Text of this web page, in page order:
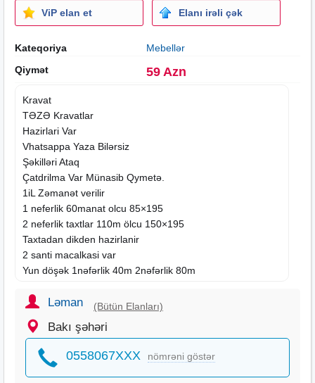
ViP elan et Elanı irəli çək
Kateqoriya
Mebellər
Qiymət
59 Azn
Kravat
TƏZƏ Kravatlar
Hazirlari Var
Vhatsappa Yaza Bilərsiz
Şəkilləri Ataq
Çatdrilma Var Münasib Qymetə.
1iL Zəmanət verilir
1 neferlik 60manat olcu 85×195
2 neferlik taxtlar 110m ölcu 150×195
Taxtadan dikden hazirlanir
2 santi macalkasi var
Yun döşək 1nəfərlik 40m 2nəfərlik 80m
Əlaqə Zəng::Və::Whatsapp
İSDFADƏÇİNİN ELANLARİNDA
Çarpayilar
Ləman (Bütün Elanları)
Bakı şəhəri
0558067XXX nömrəni göstər